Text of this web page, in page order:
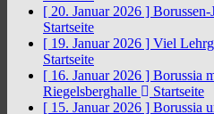
[ 20. Januar 2026 ] Borussen-
Startseite
[ 19. Januar 2026 ] Viel
Startseite
[ 16. Januar 2026 ] Borussia
Riegelsberghalle
Startseite
[ 15. Januar 2026 ] Borussia